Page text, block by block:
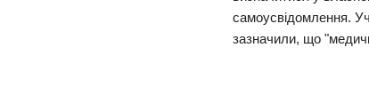
самоусвідомлення.
зазначили, що